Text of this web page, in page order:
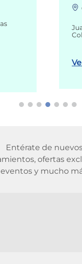
Entérate de
ofertas
eventos y mucho